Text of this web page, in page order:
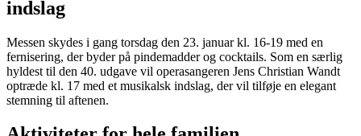
indslag
Messen skydes i gang torsdag den 23. januar kl. 16-19 med en
fernisering, der byder på pindemadder og cocktails. Som en særlig
hyldest til den 40. udgave vil operasangeren Jens Christian Wandt
optræde kl. 17 med et musikalsk indslag, der vil tilføje en elegant
stemning til aftenen.